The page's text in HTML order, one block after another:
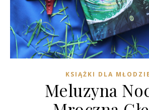
KSIĄŻKI DLA
Meluzyna